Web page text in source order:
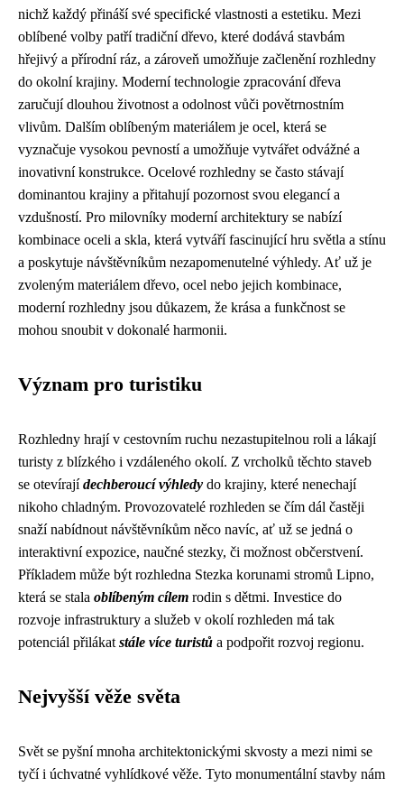
nichž každý přináší své specifické vlastnosti a estetiku. Mezi
oblíbené volby patří tradiční dřevo, které dodává stavbám
hřejivý a přírodní ráz, a zároveň umožňuje začlenění rozhledny
do okolní krajiny. Moderní technologie zpracování dřeva
zaručují dlouhou životnost a odolnost vůči povětrnostním
vlivům. Dalším oblíbeným materiálem je ocel, která se
vyznačuje vysokou pevností a umožňuje vytvářet odvážné a
inovativní konstrukce. Ocelové rozhledny se často stávají
dominantou krajiny a přitahují pozornost svou elegancí a
vzdušností. Pro milovníky moderní architektury se nabízí
kombinace oceli a skla, která vytváří fascinující hru světla a stínu
a poskytuje návštěvníkům nezapomenutelné výhledy. Ať už je
zvoleným materiálem dřevo, ocel nebo jejich kombinace,
moderní rozhledny jsou důkazem, že krása a funkčnost se
mohou snoubit v dokonalé harmonii.
Význam pro turistiku
Rozhledny hrají v cestovním ruchu nezastupitelnou roli a lákají
turisty z blízkého i vzdáleného okolí. Z vrcholků těchto staveb
se otevírajídechberoucí výhledy do krajiny, které nenechají
nikoho chladným. Provozovatelé rozhleden se čím dál častěji
snaží nabídnout návštěvníkům něco navíc, ať už se jedná o
interaktivní expozice, naučné stezky, či možnost občerstvení.
Příkladem může být rozhledna Stezka korunami stromů Lipno,
která se stala oblíbeným cílem rodin s dětmi. Investice do
rozvoje infrastruktury a služeb v okolí rozhleden má tak
potenciál přilákat stále více turistů a podpořit rozvoj regionu.
Nejvyšší věže světa
Svět se pyšní mnoha architektonickými skvosty a mezi nimi se
tyčí i úchvatné vyhlídkové věže. Tyto monumentální stavby nám